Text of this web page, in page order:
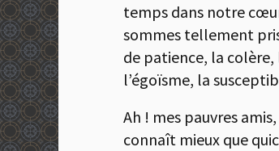
temps dans notre
sommes tellement
de patience, la
l’égoïsme, la
Ah ! mes pauvres
connaît mieux que